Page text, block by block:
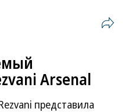
Arsenal
представила